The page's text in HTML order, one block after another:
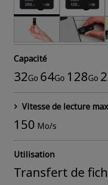
Capacité
32Go 64Go 128Go
Vitesse de lecture
150 Mo/s
Utilisation
Transfert de